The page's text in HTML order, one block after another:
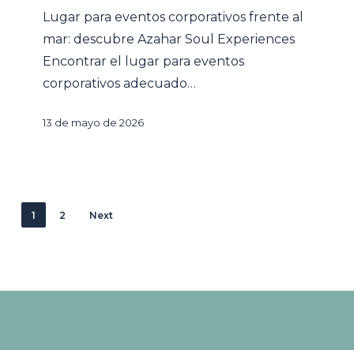
Soul
Experiences
Lugar para eventos corporativos frente al
mar: descubre Azahar Soul Experiences
Encontrar el lugar para eventos
corporativos adecuado…
13 de mayo de 2026
1 2 Next